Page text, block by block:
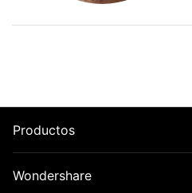
Productos
Wondershare